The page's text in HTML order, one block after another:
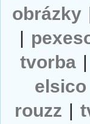
obrázky
|
tvorba |
elsico
rouzz |